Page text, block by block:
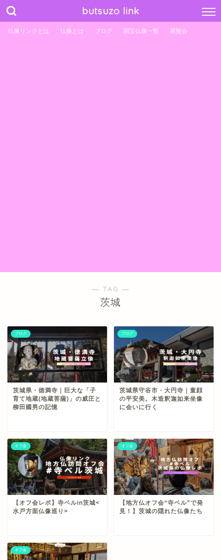
butsuzo link
仏像リンクとは 仏像とは ブログ 国宝仏像一覧 展覧会
― TAG ―
茨城
ブログ
茨城県・徳満寺｜巨大な「子
育て地蔵(地蔵菩薩)」の威圧と
柳田國男の記憶
ブログ
茨城県守谷市・大円寺｜童顔
の平安美。木造釈迦如来坐像
に会いに行く
オフ会
【オフ会レポ】寺ベルin茨城<
水戸方面仏像巡り>
オフ会
【地方仏オフ会“寺ベル”で発
見！】茨城の隠れた仏像たち
オフ会